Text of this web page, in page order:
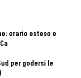
orario esteso e
per godersi le